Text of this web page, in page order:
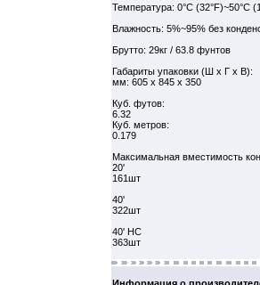
Температура: 0°C (32°F)~50°C
Влажность: 5%~95% без
Брутто: 29кг / 63.8 фунтов
Габариты упаковки (Ш x Г x В):
мм: 605 x 845 x 350
Куб. футов:
6.32
Куб. метров:
0.179
Максимальная вместимость
20'
161шт
40'
322шт
40' HC
363шт